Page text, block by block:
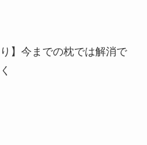
】今までの枕では解消で